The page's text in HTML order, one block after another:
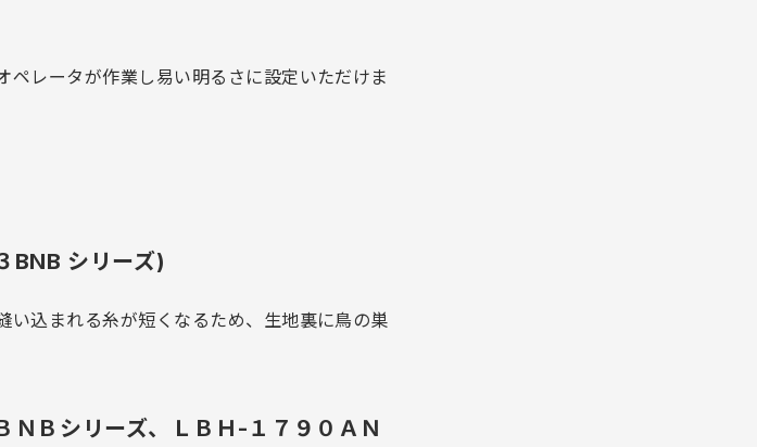
ペレータが作業し易い明るさに設定いただけま
BNB シリーズ)
い込まれる糸が短くなるため、生地裏に鳥の巣
Ｂシリーズ、ＬＢＨ-１７９０ＡＮ